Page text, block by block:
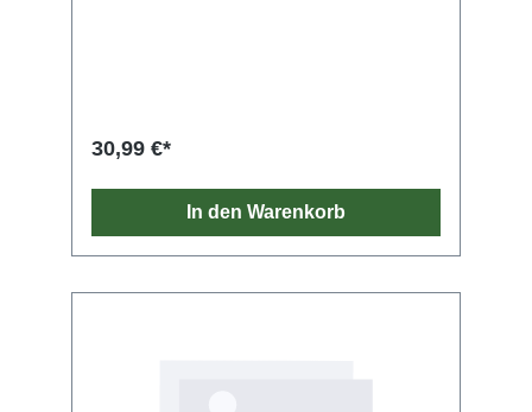
30,99 €*
In den Warenkorb